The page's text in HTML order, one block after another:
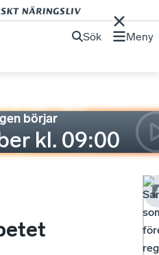
Sök Meny
börjar
kl. 09:00